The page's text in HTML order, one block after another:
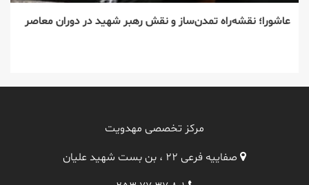
عاشورا؛ نقشه‌راه تمدن‌ساز و نقش رهبر شهید در دوران معاصر
مرکز تخصصی مهدویت
صفاییه فرعی ۲۲ ، بن بست شهید علیان